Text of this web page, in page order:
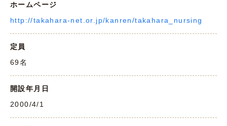
ホームページ
http://takahara-net.or.jp/kanren/takahara_nursing
定員
69名
開設年月日
2000/4/1